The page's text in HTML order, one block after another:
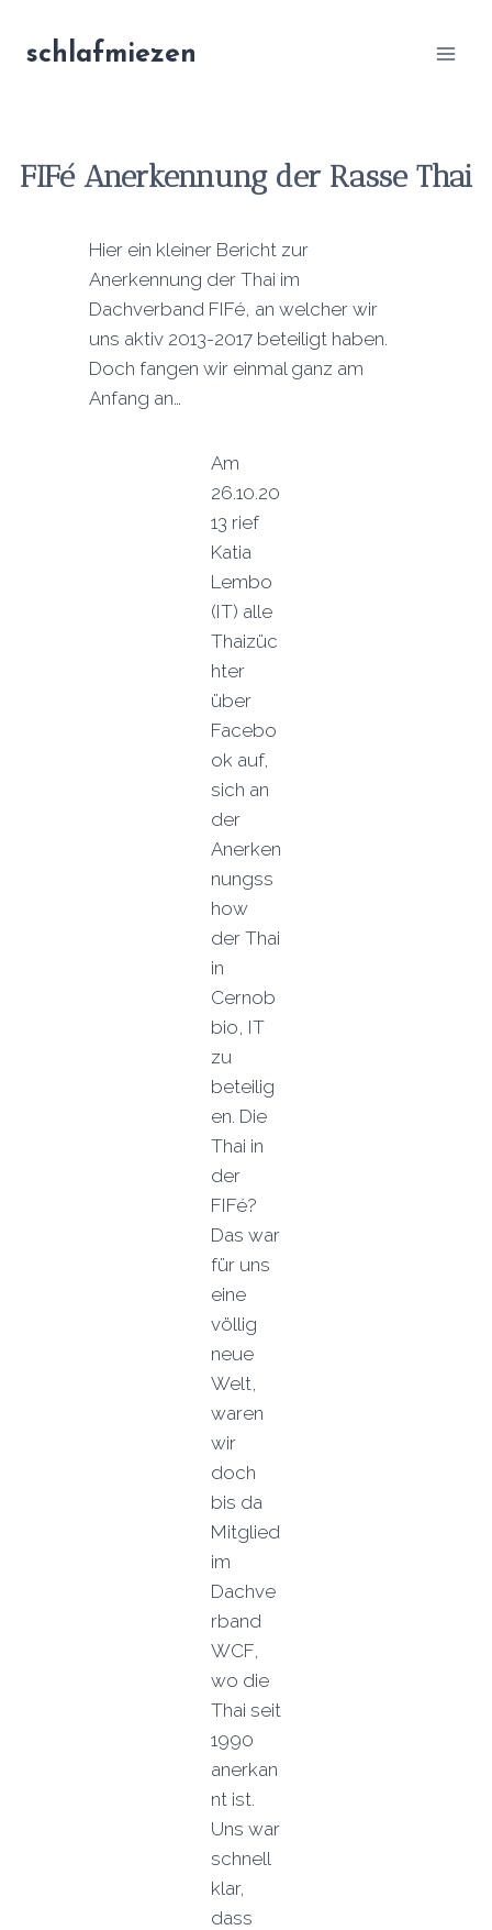
Inhaltschlafmiezen
FIFé Anerkennung der Rasse Thai
Hier ein kleiner Bericht zur
Anerkennung der Thai im
Dachverband FIFé, an welcher wir
uns aktiv 2013-2017 beteiligt haben.
Doch fangen wir einmal ganz am
Anfang an…
Am
26.10.20
13 rief
Katia
Lembo
(IT) alle
Thaizüc
hter
über
Facebo
ok auf,
sich an
der
Anerken
nungss
how
der Thai
in
Cernob
bio, IT
zu
beteilig
en. Die
Thai in
der
FIFé?
Das war
für uns
eine
völlig
neue
Welt,
waren
wir
doch
bis da
Mitglied
im
Dachve
rband
WCF,
wo die
Thai seit
1990
anerkan
nt ist.
Uns war
schnell
klar,
dass